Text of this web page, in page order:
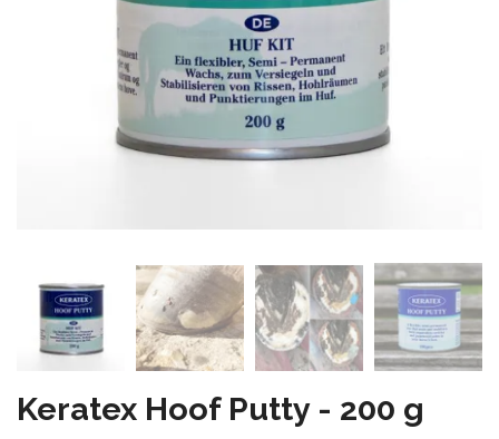
Keratex Hoof Putty - 200 g